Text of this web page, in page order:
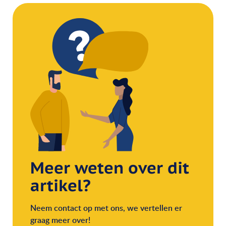
Meer weten over dit
artikel?
Neem contact op met ons, we vertellen er
graag meer over!